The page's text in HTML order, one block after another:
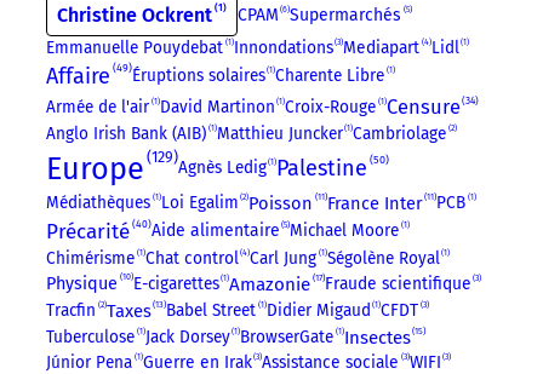
Christine Ockrent 1 CPAM 6 Supermarchés 5
Emmanuelle Pouydebat 1 Innondations 3 Mediapart 4 Lidl 1
Affaire 49 Éruptions solaires 1 Charente Libre 1
Armée de l'air 1 David Martinon 1 Croix-Rouge 1 Censure 34
Anglo Irish Bank (AIB) 1 Matthieu Juncker 1 Cambriolage 2
Europe 129
Agnès Ledig 1 Palestine 50
Médiathèques 1 Loi Egalim 2 Poisson 11 France Inter 11 PCB 1
Précarité 40 Aide alimentaire 5 Michael Moore 1
Chimérisme 1 Chat control 4 Carl Jung 1 Ségolène Royal 1
Physique 10 E-cigarettes 1 Amazonie 17 Fraude scientifique 3
Tracfin 2 Taxes 13 Babel Street 1 Didier Migaud 1 CFDT 3
Tuberculose 1 Jack Dorsey 1 BrowserGate 1 Insectes 15
Júnior Pena 1 Guerre en Irak 3 Assistance sociale 3 WIFI 3